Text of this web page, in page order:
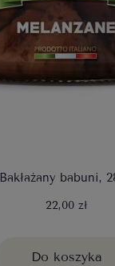
Bakłażany babuni,
22,00 zł
Do koszyka